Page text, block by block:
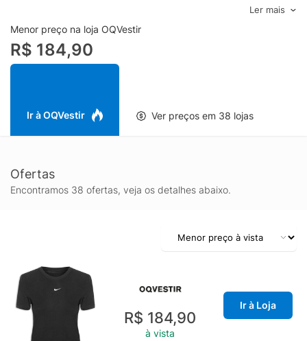
Confeccionada em malha leve - Média elasticidade -
Modelagem justa ao corpo - Decote arredondado - Mangas
curtas - Comprimento cropped - Logo frontal
aplicadoEspecificações & Cuidados: Lavar à máquina.
Ler mais
Menor preço na loja OQVestir
R$ 184,90
Ir à OQVestir Ver preços em 38 lojas
Ofertas
Encontramos 38 ofertas, veja os detalhes abaixo.
R$ 184,90
à vista
Ir à Loja